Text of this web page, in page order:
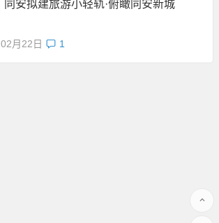
同安拟建旅游小轻轨·俯瞰同安新城
02月22日 1